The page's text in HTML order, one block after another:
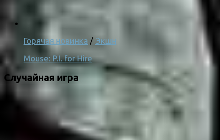
Горячая новинка / Экшн
Mouse: P.I. for Hire
Случайная игра